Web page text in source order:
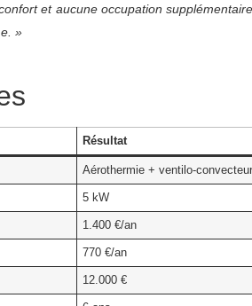
et aucune occupation
»
Résultat
Aérothermie + ventilo-
5 kW
1.400 €/an
770 €/an
12.000 €